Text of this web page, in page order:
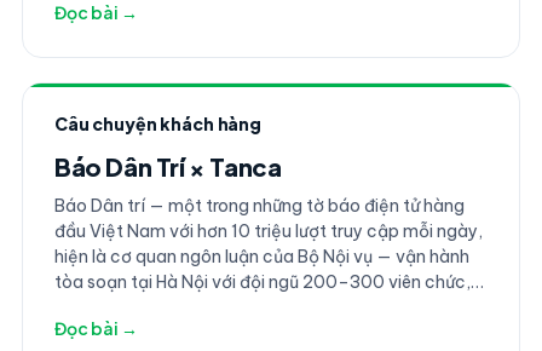
động trải dài từ Bắc đến Nam dọc bờ biển Việt Nam
nhân viên kỹ thuật theo lịch trực biển đặc thù, hoàn
toàn khác biệt so với giờ hành chính thông thường.
Đọc bài →
Câu chuyện khách hàng
Báo Dân Trí × Tanca
Báo Dân trí — một trong những tờ báo điện tử hàng
đầu Việt Nam với hơn 10 triệu lượt truy cập mỗi ngày,
hiện là cơ quan ngôn luận của Bộ Nội vụ — vận hành
tòa soạn tại Hà Nội với đội ngũ 200–300 viên chức,
lớn về tổ chức khi báo hợp nhất thêm và chuyển về
Đọc bài →